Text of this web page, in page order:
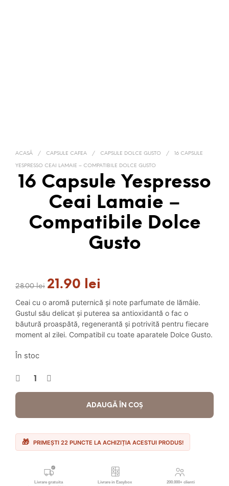
ACASĂ / CAPSULE CAFEA / CAPSULE DOLCE GUSTO / 16 CAPSULE
YESPRESSO CEAI LAMAIE – COMPATIBILE DOLCE GUSTO
16 Capsule Yespresso
Ceai Lamaie –
Compatibile Dolce
Gusto
28.00lei Prețul
a
fost:
28.00 lei.
21.90 lei
este:
21.90 lei.
Ceai cu o aromă puternică și note parfumate de lămâie.
Gustul său delicat și puterea sa antioxidantă o fac o
băutură proaspătă, regenerantă și potrivită pentru fiecare
moment al zilei. Compatibil cu toate aparatele Dolce Gusto.
În stoc
ADAUGĂ ÎN COȘ
PRIMEȘTI 22 PUNCTE LA ACHIZIȚIA ACESTUI PRODUS!